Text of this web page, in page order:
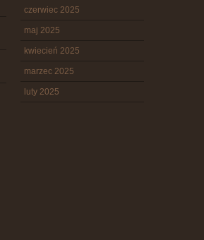
czerwiec 2025
maj 2025
kwiecień 2025
marzec 2025
luty 2025